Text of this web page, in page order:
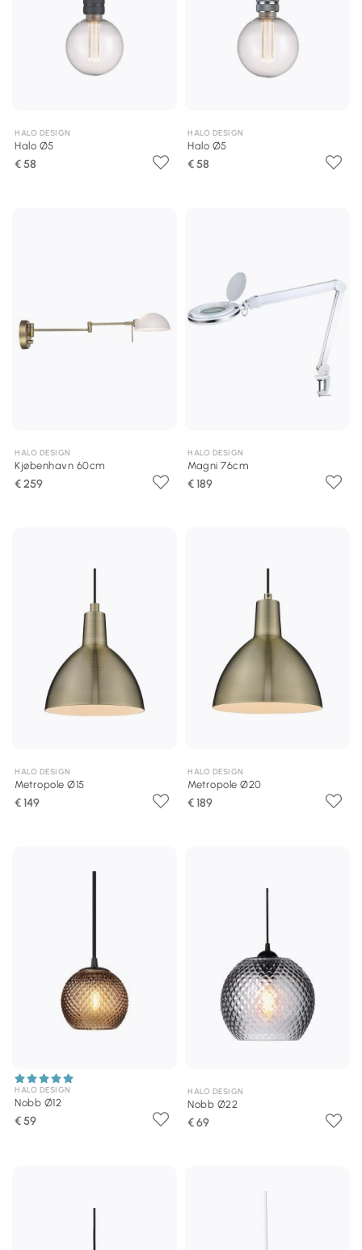
HALO DESIGN
Halo Ø5
€ 58
HALO DESIGN
Halo Ø5
€ 58
HALO DESIGN
Kjøbenhavn 60cm
€ 259
HALO DESIGN
Magni 76cm
€ 189
HALO DESIGN
Metropole Ø15
€ 149
HALO DESIGN
Metropole Ø20
€ 189
HALO DESIGN
Nobb Ø12
€ 59
HALO DESIGN
Nobb Ø22
€ 69